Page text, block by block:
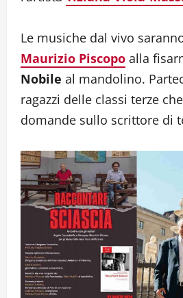
Le musiche dal vivo
Maurizio Piscopo alla
Nobile al mandolino.
ragazzi delle classi terze
domande sullo scrittore di